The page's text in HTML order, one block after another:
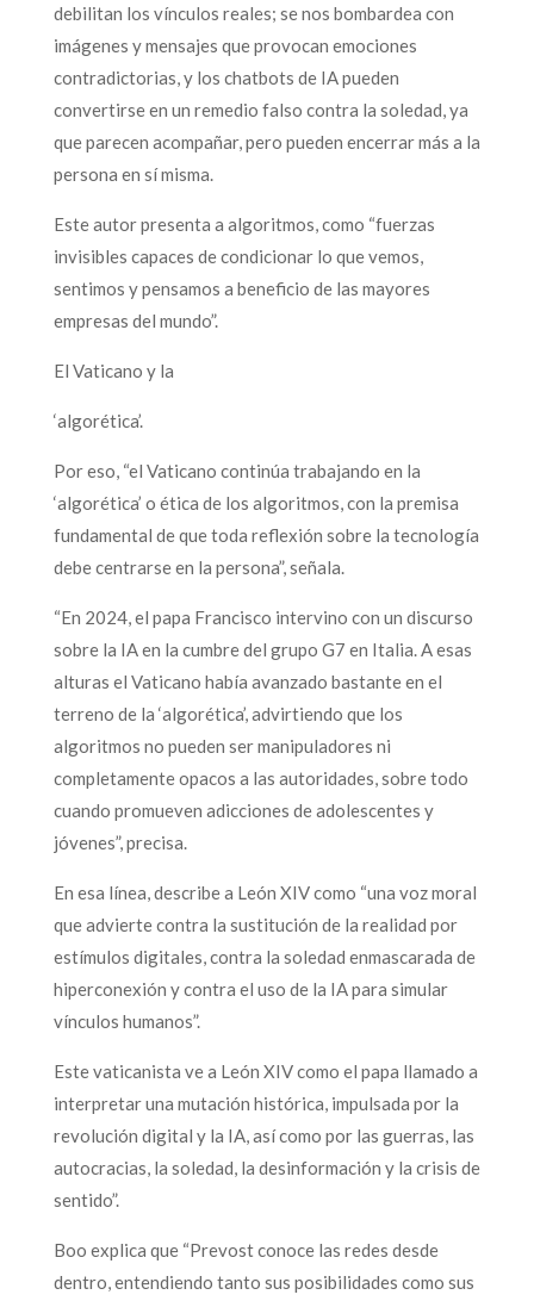
debilitan los vínculos reales; se nos bombardea con
imágenes y mensajes que provocan emociones
contradictorias, y los chatbots de IA pueden
convertirse en un remedio falso contra la soledad, ya
que parecen acompañar, pero pueden encerrar más a la
persona en sí misma.
Este autor presenta a algoritmos, como “fuerzas
invisibles capaces de condicionar lo que vemos,
sentimos y pensamos a beneficio de las mayores
empresas del mundo”.
El Vaticano y la
‘algorética’.
Por eso, “el Vaticano continúa trabajando en la
‘algorética’ o ética de los algoritmos, con la premisa
fundamental de que toda reflexión sobre la tecnología
debe centrarse en la persona”, señala.
“En 2024, el papa Francisco intervino con un discurso
sobre la IA en la cumbre del grupo G7 en Italia. A esas
alturas el Vaticano había avanzado bastante en el
terreno de la ‘algorética’, advirtiendo que los
algoritmos no pueden ser manipuladores ni
completamente opacos a las autoridades, sobre todo
cuando promueven adicciones de adolescentes y
jóvenes”, precisa.
En esa línea, describe a León XIV como “una voz moral
que advierte contra la sustitución de la realidad por
estímulos digitales, contra la soledad enmascarada de
hiperconexión y contra el uso de la IA para simular
vínculos humanos”.
Este vaticanista ve a León XIV como el papa llamado a
interpretar una mutación histórica, impulsada por la
revolución digital y la IA, así como por las guerras, las
autocracias, la soledad, la desinformación y la crisis de
sentido”.
Boo explica que “Prevost conoce las redes desde
dentro, entendiendo tanto sus posibilidades como sus